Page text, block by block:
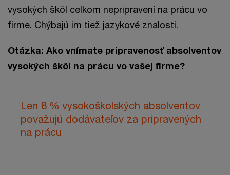
vysokých škôl celkom nepripravení na prácu vo
firme. Chýbajú im tiež jazykové znalosti.
Otázka: Ako vnímate pripravenosť absolventov
vysokých škôl na prácu vo vašej firme?
Len 8 % vysokoškolských absolventov
považujú dodávateľov za pripravených
na prácu